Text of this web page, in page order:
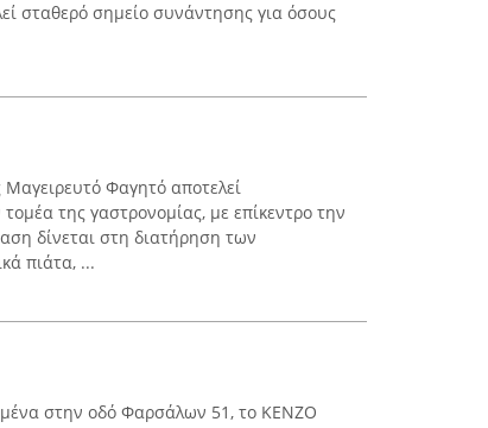
σταθερό σημείο συνάντησης για όσους
Φαγητό αποτελεί
της γαστρονομίας, με επίκεντρο την
δίνεται στη διατήρηση των
πιάτα, ...
στην οδό Φαρσάλων 51, το KENZO